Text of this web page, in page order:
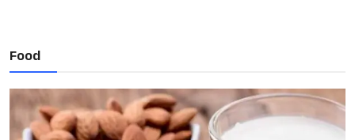
Food